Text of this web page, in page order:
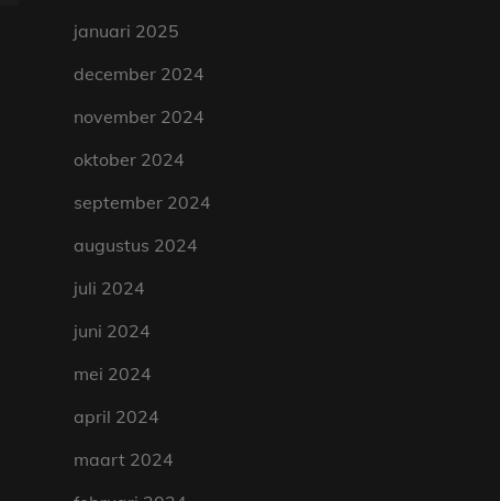
januari 2025
december 2024
november 2024
oktober 2024
september 2024
augustus 2024
juli 2024
juni 2024
mei 2024
april 2024
maart 2024